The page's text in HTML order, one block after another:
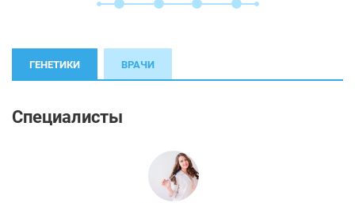
ГЕНЕТИКИ ВРАЧИ
Специалисты